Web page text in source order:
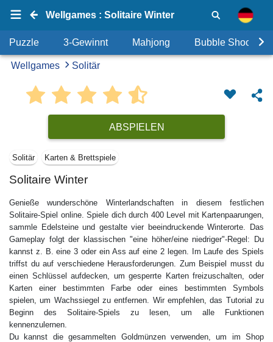
Wellgames : Solitaire Winter
Puzzle 3-Gewinnt Mahjong Bubble Shooter
Wellgames Solitär
ABSPIELEN
Solitär Karten & Brettspiele
Solitaire Winter
Genieße wunderschöne Winterlandschaften in diesem festlichen
Solitaire-Spiel online. Spiele dich durch 400 Level mit Kartenpaarungen,
sammle Edelsteine und gestalte vier beeindruckende Winterorte. Das
Gameplay folgt der klassischen "eine höher/eine niedriger"-Regel: Du
kannst z. B. eine 3 oder ein Ass auf eine 2 legen. Im Laufe des Spiels
triffst du auf verschiedene Herausforderungen. Zum Beispiel musst du
einen Schlüssel aufdecken, um gesperrte Karten freizuschalten, oder
Karten einer bestimmten Farbe oder eines bestimmten Symbols
spielen, um Wachssiegel zu entfernen. Wir empfehlen, das Tutorial zu
Beginn des Solitaire-Spiels zu lesen, um alle Funktionen
kennenzulernen.
Du kannst die gesammelten Goldmünzen verwenden, um im Shop